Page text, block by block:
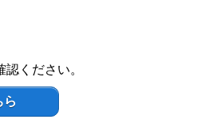
ください。
ら